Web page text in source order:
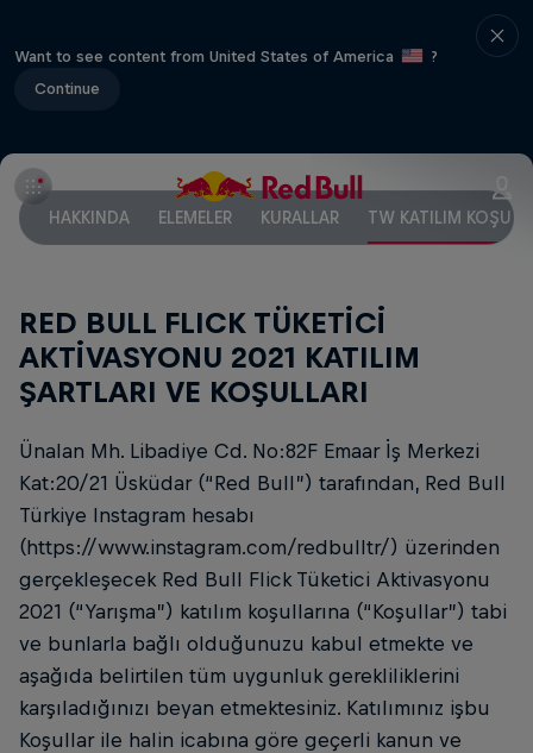
Want to see content from United States of America
?
Continue
HAKKINDA ELEMELER KURALLAR TW KATILIM
RED BULL FLICK TÜKETİCİ
AKTİVASYONU 2021 KATILIM
ŞARTLARI VE KOŞULLARI
Ünalan Mh. Libadiye Cd. No:82F Emaar İş Merkezi
Kat:20/21 Üsküdar (“Red Bull”) tarafından, Red Bull
Türkiye Instagram hesabı
(https://www.instagram.com/redbulltr/) üzerinden
gerçekleşecek Red Bull Flick Tüketici Aktivasyonu
2021 (“Yarışma”) katılım koşullarına (“Koşullar”) tabi
ve bunlarla bağlı olduğunuzu kabul etmekte ve
aşağıda belirtilen tüm uygunluk gerekliliklerini
karşıladığınızı beyan etmektesiniz. Katılımınız işbu
Koşullar ile halin icabına göre geçerli kanun ve